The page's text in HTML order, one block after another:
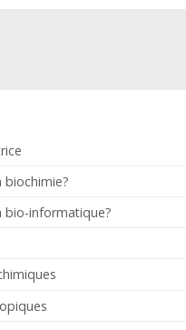
biochimie?
bio-informatique?